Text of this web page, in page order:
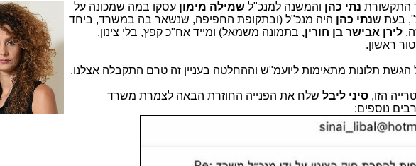
התקשורת נתי כהן והמשנה למנכ"לשמילה מימון עסקו במה שמכונה על
בעת שנתי כהן היה מנכ"ל (ובתקופת החפיפה, שנשאר בה במשרד, ביחד
לירן אבישר בן חורין, בתמונה משמאל) ומייד אח"כ קפץ, בלי צינון,
ראשון.
הגשת תלונות מתאימות ליועמ"ש וההחלטה בעניין זה טרם התקבלה אצלנו.
הזו,סיני ליבל שלח את הפנייה החוזרת הבאה לצמרת משרד
נוספים: